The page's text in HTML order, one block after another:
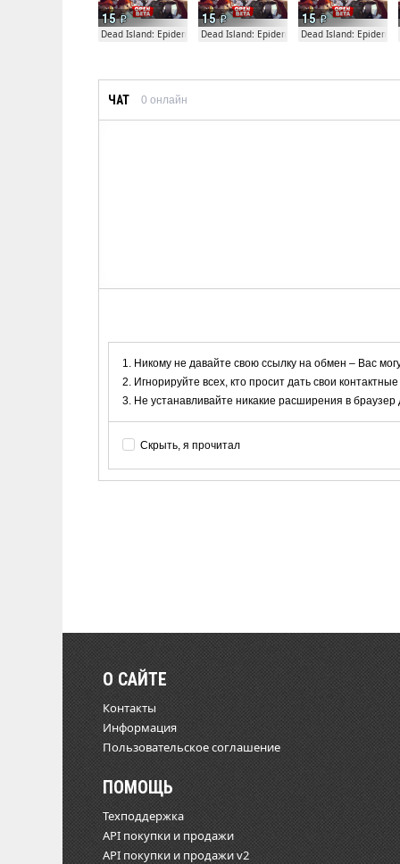
15
Dead Island: Epidemic
15
Dead Island: Epidemic
15
Dead Island: Epidemic
ЧАТ 0 онлайн
Никому не давайте свою ссылку на обмен – Вас
Игнорируйте всех, кто просит дать свои
Не устанавливайте никакие расширения в
Скрыть, я прочитал
О САЙТЕ
Контакты
Информация
Пользовательское соглашение
ПОМОЩЬ
Техподдержка
API покупки и продажи
API покупки и продажи v2